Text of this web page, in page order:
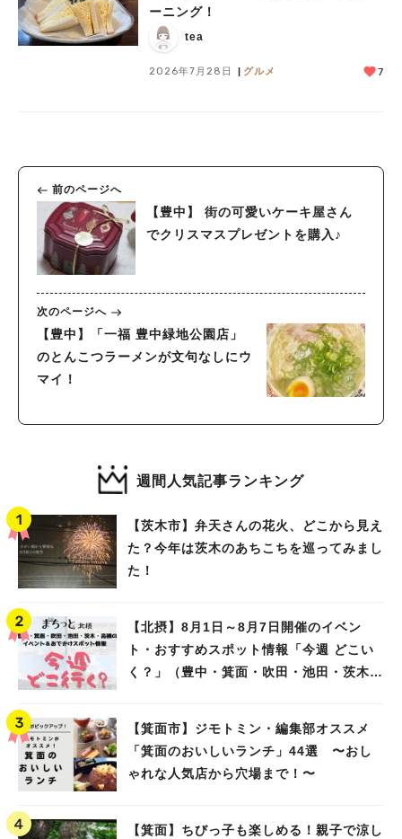
ーニング！
tea
2026年7月28日 グルメ 7
前のページへ
【豊中】 街の可愛いケーキ屋さん
でクリスマスプレゼントを購入♪
次のページへ
【豊中】「一福 豊中緑地公園店」
のとんこつラーメンが文句なしにウ
マイ！
週間人気記事ランキング
【茨木市】弁天さんの花火、どこから見え
た？今年は茨木のあちこちを巡ってみまし
た！
【北摂】8月1日～8月7日開催のイベン
ト・おすすめスポット情報「今週 どこい
く？」（豊中・箕面・吹田・池田・茨木・
【箕面市】ジモトミン・編集部オススメ
「箕面のおいしいランチ」44選 〜おし
ゃれな人気店から穴場まで！〜
【箕面】ちびっ子も楽しめる！親子で涼し